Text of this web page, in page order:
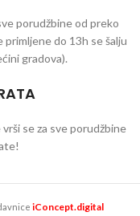
porudžbine od preko
do 13h se šalju
gradova).
se za sve porudžbine
iConcept.digital